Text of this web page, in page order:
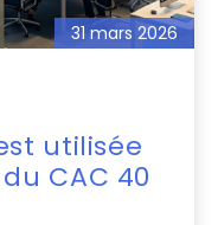
31 mars 2026
utilisée
CAC 40